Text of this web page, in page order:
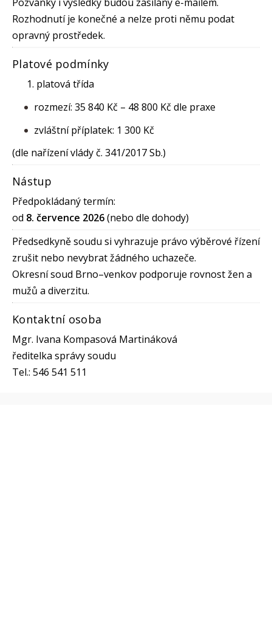
Pozvánky i výsledky budou zasílány e-mailem.
Rozhodnutí je konečné a nelze proti němu podat
opravný prostředek.
Platové podmínky
platová třída
rozmezí: 35 840 Kč – 48 800 Kč dle praxe
zvláštní příplatek: 1 300 Kč
(dle nařízení vlády č. 341/2017 Sb.)
Nástup
Předpokládaný termín:
od 8. července 2026(nebo dle dohody)
Předsedkyně soudu si vyhrazuje právo výběrové řízení
zrušit nebo nevybrat žádného uchazeče.
Okresní soud Brno–venkov podporuje rovnost žen a
mužů a diverzitu.
Kontaktní osoba
Mgr. Ivana Kompasová Martináková
ředitelka správy soudu
Tel.: 546 541 511